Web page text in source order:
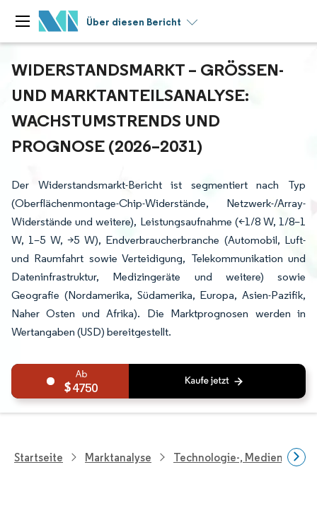
Über diesen Bericht
WIDERSTANDSMARKT – GRÖSSEN- U
ND MARKTANTEILSANALYSE: W
ACHSTUMSTRENDS UND P
ROGNOSE (2026–2031)
Der Widerstandsmarkt-Bericht ist segmentiert nach Typ
(Oberflächenmontage-Chip-Widerstände, Netzwerk-/Array-
Widerstände und weitere), Leistungsaufnahme (<1/8 W, 1/8–1
W, 1–5 W, >5 W), Endverbraucherbranche (Automobil, Luft-
und Raumfahrt sowie Verteidigung, Telekommunikation und
Dateninfrastruktur, Medizingeräte und weitere) sowie
Geografie (Nordamerika, Südamerika, Europa, Asien-Pazifik,
Naher Osten und Afrika). Die Marktprognosen werden in
Wertangaben (USD) bereitgestellt.
4750
Startseite Marktanalyse Technologie-, Medien- Und